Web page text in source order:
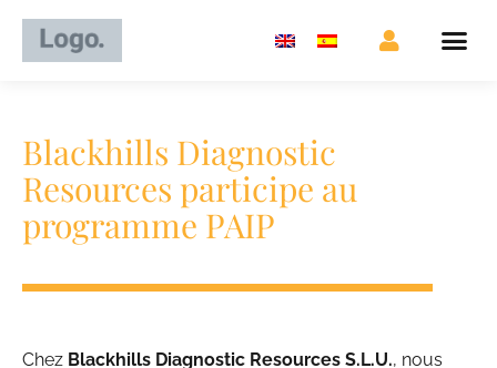
Blackhills Diagnostic
Resources participe au
programme PAIP
Chez Blackhills Diagnostic Resources S.L.U., nous